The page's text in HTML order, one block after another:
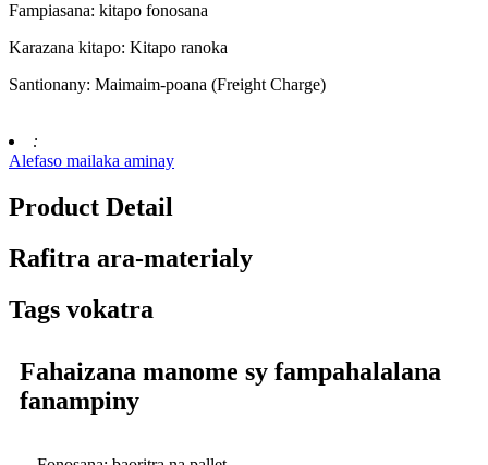
Fampiasana: kitapo fonosana
Karazana kitapo: Kitapo ranoka
Santionany: Maimaim-poana (Freight Charge)
:
Alefaso mailaka aminay
Product Detail
Rafitra ara-materialy
Tags vokatra
Fahaizana manome sy fampahalalana
fanampiny